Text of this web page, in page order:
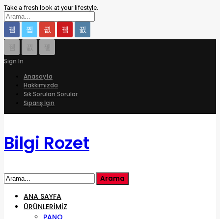
Take a fresh look at your lifestyle.
Sign In
Anasayfa
Hakkımızda
Sık Sorulan Sorular
Sipariş İçin
Bilgi Rozet
ANA SAYFA
ÜRÜNLERIMIZ
PANO